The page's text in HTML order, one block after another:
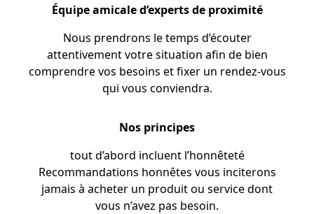
Équipe amicale d’experts de proximité
Nous prendrons le temps d’écouter
attentivement votre situation afin de bien
comprendre vos besoins et fixer un rendez-vous
qui vous conviendra.
Nos principes
tout d’abord incluent l’honnêteté
Recommandations honnêtes vous inciterons
jamais à acheter un produit ou service dont
vous n’avez pas besoin.